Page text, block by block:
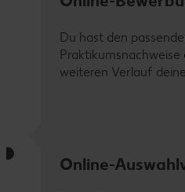
Du hast den
weiteren Verlauf
Online-